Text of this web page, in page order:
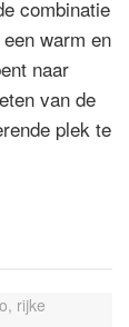
combinatie
warm en
naar
van de
plek te